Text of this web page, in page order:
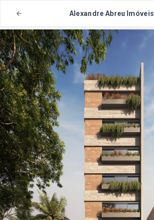
Alexandre Abreu Imóveis